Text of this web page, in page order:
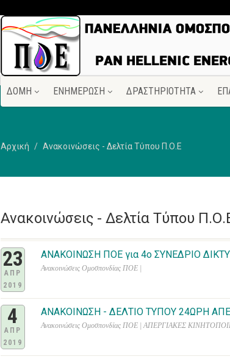
ΔΟΜΗ ΕΝΗΜΕΡΩΣΗ ΔΡΑΣΤΗΡΙΟΤΗΤΑ
Αρχική Ανακοινώσεις - Δελτία Τύπου Π.Ο.Ε
Ανακοινώσεις - Δελτία Τύπου
23
ΑΠΡ
2019
ΑΝΑΚΟΙΝΩΣΗ ΠΟΕ για 4ο ΣΥΝΕΔΡΙΟ
Ανακοινώσεις Ομοσπονδίας ΠΟΕ |
4
ΑΠΡ
2019
ΑΝΑΚΟΙΝΩΣΗ - ΔΕΛΤΙΟ ΤΥΠΟΥ 24ΩΡΗ
Ανακοινώσεις Ομοσπονδίας ΠΟΕ | ΑΠΕΡΓΙΑΚΕΣ